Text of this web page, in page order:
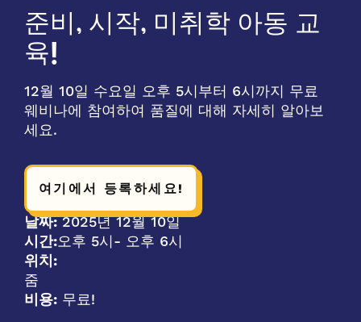
준비, 시작, 미취학 아동 교
육!
12월 10일 수요일 오후 5시부터 6시까지 무료
웨비나에 참여하여 품질에 대해 자세히 알아보
세요.
여기에서 등록하세요!
날짜:2025년 12월 10일
시간:오후 5시- 오후 6시
위치:
줌
비용: 무료!